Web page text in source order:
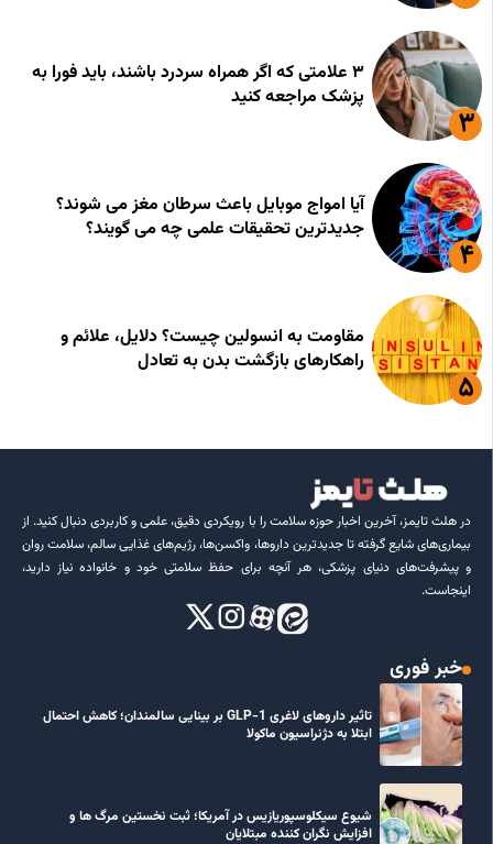
۳ علامتی که اگر همراه سردرد باشند، باید فورا به
پزشک مراجعه کنید
آیا امواج موبایل باعث سرطان مغز می شوند؟
جدیدترین تحقیقات علمی چه می گویند؟
مقاومت به انسولین چیست؟ دلایل، علائم و
راهکارهای بازگشت بدن به تعادل
در هلث تایمز، آخرین اخبار حوزه سلامت را با رویکردی دقیق، علمی و کاربردی دنبال کنید. از
بیماری‌های شایع گرفته تا جدیدترین داروها، واکسن‌ها، رژیم‌های غذایی سالم، سلامت روان
و پیشرفت‌های دنیای پزشکی، هر آنچه برای حفظ سلامتی خود و خانواده نیاز دارید،
اینجاست.
خبر فوری
تاثیر داروهای لاغری GLP-1 بر بینایی سالمندان؛ کاهش احتمال
ابتلا به دژنراسیون ماکولا
شیوع سیکلوسپوریازیس در آمریکا؛ ثبت نخستین مرگ ها و
افزایش نگران کننده مبتلایان